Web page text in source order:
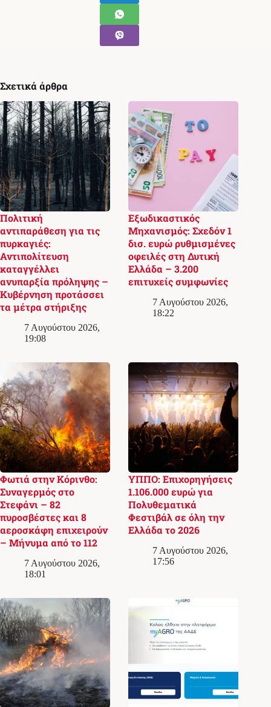
Σχετικά άρθρα
Πολιτική
αντιπαράθεση για τις
πυρκαγιές:
Αντιπολίτευση
καταγγέλλει
ανυπαρξία πρόληψης –
Κυβέρνηση προτάσσει
τα μέτρα στήριξης
7 Αυγούστου 2026,
19:08
Εξωδικαστικός
Μηχανισμός: Σχεδόν 1
δισ. ευρώ ρυθμισμένες
οφειλές στη Δυτική
Ελλάδα – 3.200
επιτυχείς συμφωνίες
7 Αυγούστου 2026,
18:22
Φωτιά στην Κόρινθο:
Συναγερμός στο
Στεφάνι – 82
πυροσβέστες και 8
αεροσκάφη επιχειρούν
– Μήνυμα από το 112
7 Αυγούστου 2026,
18:01
ΥΠΠΟ: Επιχορηγήσεις
1.106.000 ευρώ για
Πολυθεματικά
Φεστιβάλ σε όλη την
Ελλάδα το 2026
7 Αυγούστου 2026,
17:56